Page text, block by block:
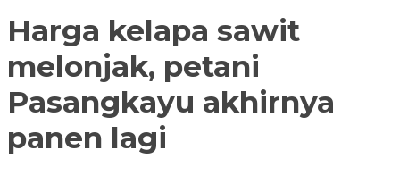
Harga kelapa sawit
melonjak, petani
Pasangkayu akhirnya
panen lagi